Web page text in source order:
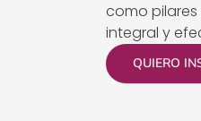
como
integral y
QUIERO